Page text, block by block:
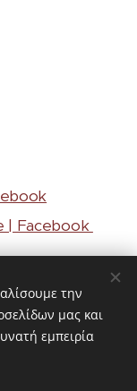
| Facebook
την
μας και
εμπειρία